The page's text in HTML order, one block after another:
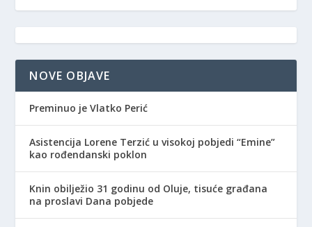
NOVE OBJAVE
Preminuo je Vlatko Perić
Asistencija Lorene Terzić u visokoj pobjedi “Emine”
kao rođendanski poklon
Knin obilježio 31 godinu od Oluje, tisuće građana
na proslavi Dana pobjede